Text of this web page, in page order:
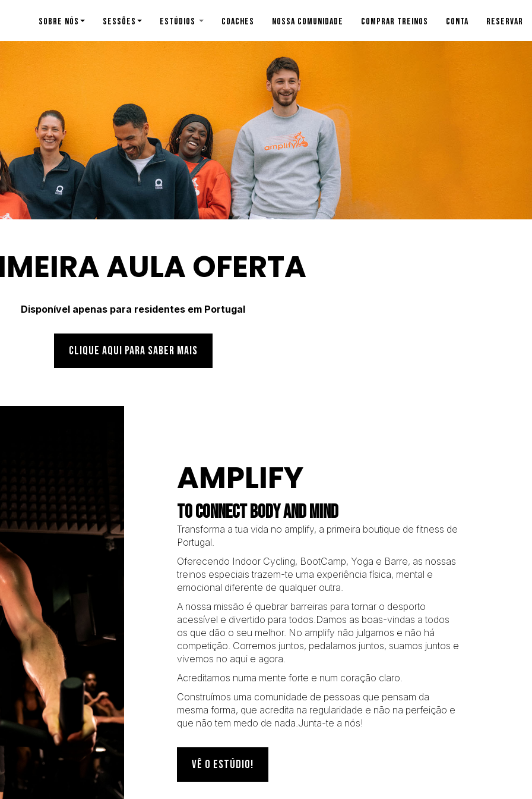
SOBRE NÓS SESSÕES ESTÚDIOS COACHES NOSSA COMUNIDADE COMPRAR TREINOS CONTA RESERVAR
AULA OFERTA
Disponível apenas para residentes em Portugal
CLIQUE AQUI PARA SABER MAIS
AMPLIFY
TO CONNECT BODY AND MIND
Transforma a tua vida no amplify, a primeira boutique de fitness de
Portugal.
Oferecendo Indoor Cycling, BootCamp, Yoga e Barre, as nossas
treinos especiais trazem-te uma experiência física, mental e
emocional diferente de qualquer outra.
A nossa missão é quebrar barreiras para tornar o desporto
acessível e divertido para todos.Damos as boas-vindas a todos
os que dão o seu melhor. No amplify não julgamos e não há
competição. Corremos juntos, pedalamos juntos, suamos juntos e
vivemos no aqui e agora.
Acreditamos numa mente forte e num coração claro.
Construímos uma comunidade de pessoas que pensam da
mesma forma, que acredita na regularidade e não na perfeição e
que não tem medo de nada.Junta-te a nós!
VÊ O ESTÚDIO!